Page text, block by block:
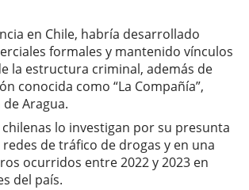
en Chile, habría desarrollado
formales y mantenido vínculos
la estructura criminal, además de
conocida como “La Compañía”,
Aragua.
lo investigan por su presunta
de tráfico de drogas y en una
ocurridos entre 2022 y 2023 en
del país.